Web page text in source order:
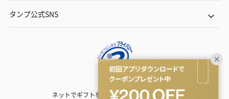
タンプ公式SNS
ネットでギフトを贈るなら | TANP（タンプ）